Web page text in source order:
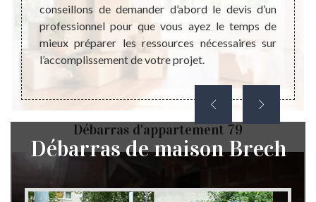
Débarras d'appartement 79
à
le
conseillons de demander d’abord le devis d’un
professionnel pour que vous ayez le temps de
mieux préparer les ressources nécessaires sur
l’accomplissement de votre projet.
en
Débarras de maison Brech